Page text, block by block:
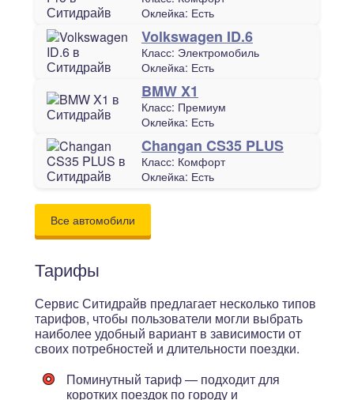
Оклейка: Есть
Volkswagen ID.6
Класс: Электромобиль
Оклейка: Есть
BMW X1
Класс: Премиум
Оклейка: Есть
Changan CS35 PLUS
Класс: Комфорт
Оклейка: Есть
Все автомобили
Тарифы
Сервис Ситидрайв предлагает несколько типов
тарифов, чтобы пользователи могли выбрать
наиболее удобный вариант в зависимости от
своих потребностей и длительности поездки.
Поминутный тариф — подходит для
коротких поездок по городу и